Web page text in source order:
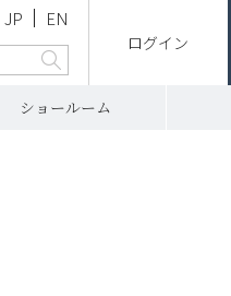
ログイン
JP EN
ショールーム